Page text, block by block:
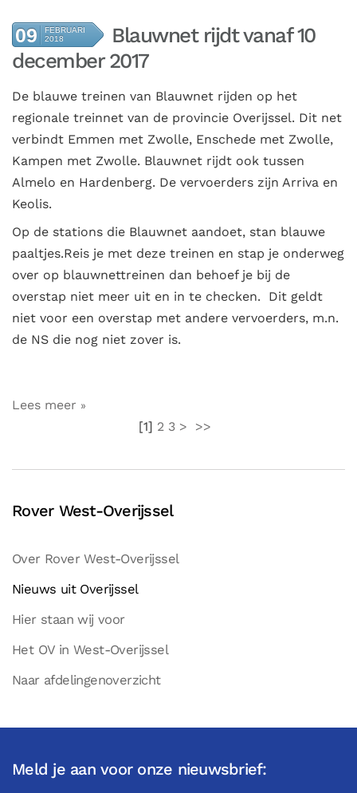
09
FEBRUARI
2018
Blauwnet rijdt vanaf 10
december 2017
De blauwe treinen van Blauwnet rijden op het
regionale treinnet van de provincie Overijssel. Dit net
verbindt Emmen met Zwolle, Enschede met Zwolle,
Kampen met Zwolle. Blauwnet rijdt ook tussen
Almelo en Hardenberg. De vervoerders zijn Arriva en
Keolis.
Op de stations die Blauwnet aandoet, stan blauwe
paaltjes.Reis je met deze treinen en stap je onderweg
over op blauwnettreinen dan behoef je bij de
overstap niet meer uit en in te checken. Dit geldt
niet voor een overstap met andere vervoerders, m.n.
de NS die nog niet zover is.
Lees meer
[1] 2 3 > >>
Rover West-Overijssel
Over Rover West-Overijssel
Nieuws uit Overijssel
Hier staan wij voor
Het OV in West-Overijssel
Naar afdelingenoverzicht
Meld je aan voor onze nieuwsbrief: